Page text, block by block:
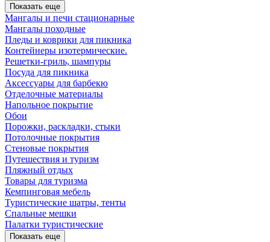
Показать еще
Мангалы и печи стационарные
Мангалы походные
Пледы и коврики для пикника
Контейнеры изотермические.
Решетки-гриль, шампуры
Посуда для пикника
Аксессуары для барбекю
Отделочные материалы
Напольное покрытие
Обои
Порожки, раскладки, стыки
Потолочные покрытия
Стеновые покрытия
Путешествия и туризм
Пляжный отдых
Товары для туризма
Кемпинговая мебель
Туристические шатры, тенты
Спальные мешки
Палатки туристические
Показать еще